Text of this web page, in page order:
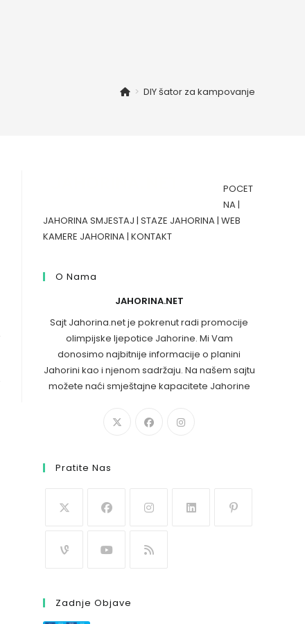
> DIY šator za kampovanje
POCET
NA|
JAHORINA SMJESTAJ | STAZE JAHORINA| WEB
KAMERE JAHORINA| KONTAKT
O Nama
JAHORINA.NET
Sajt Jahorina.net je pokrenut radi promocije
olimpijske ljepotice Jahorine. Mi Vam
donosimo najbitnije informacije o planini
Jahorini kao i njenom sadržaju. Na našem sajtu
možete naći smještajne kapacitete Jahorine
Pratite Nas
Zadnje Objave